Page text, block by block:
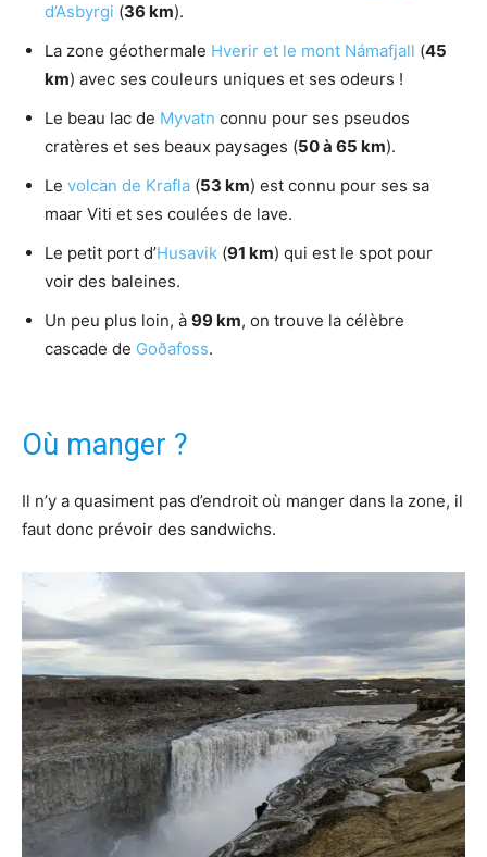
d’Asbyrgi (36 km).
La zone géothermale Hverir et le mont Námafjall (45
km) avec ses couleurs uniques et ses odeurs !
Le beau lac de Myvatn connu pour ses pseudos
cratères et ses beaux paysages (50 à 65 km).
Le volcan de Krafla (53 km) est connu pour ses sa
maar Viti et ses coulées de lave.
Le petit port d’Husavik (91 km) qui est le spot pour
voir des baleines.
Un peu plus loin, à 99 km, on trouve la célèbre
cascade de Goðafoss.
Où manger ?
Il n’y a quasiment pas d’endroit où manger dans la zone, il
faut donc prévoir des sandwichs.